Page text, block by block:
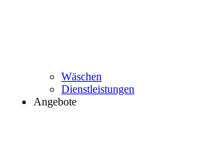
Wäschen
Dienstleistungen
Angebote